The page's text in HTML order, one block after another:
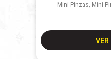
Mini Pinzas, Mini-
VER